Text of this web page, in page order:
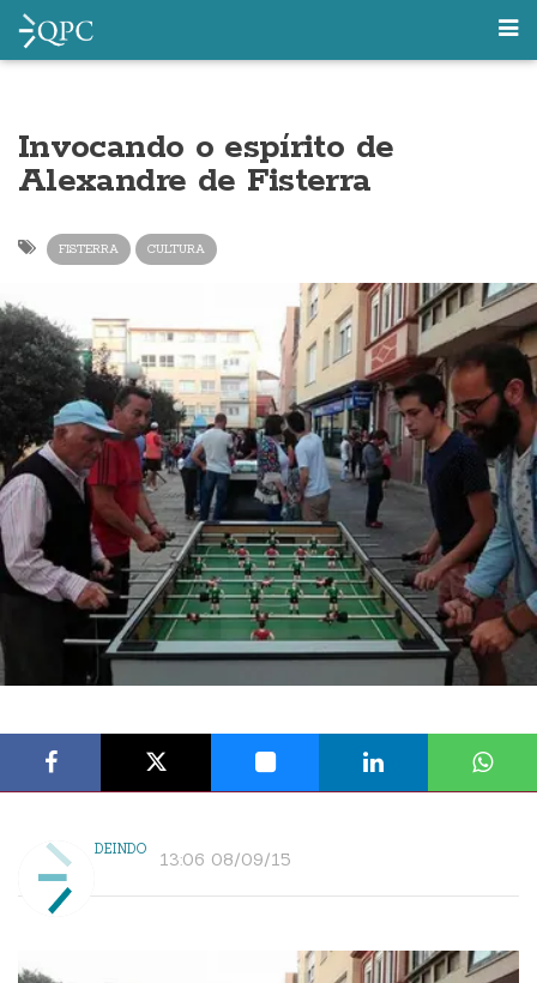
Invocando o espírito de
Alexandre de Fisterra
FISTERRA CULTURA
DEINDO 13:06 08/09/15